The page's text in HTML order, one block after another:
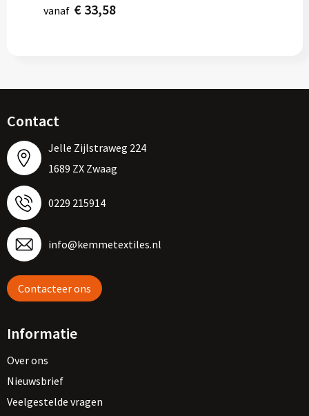
vanaf € 33,58
Contact
Jelle Zijlstraweg 224
1689 ZX Zwaag
0229 215914
info@kemmetextiles.nl
Contacteer ons
Informatie
Over ons
Nieuwsbrief
Veelgestelde vragen